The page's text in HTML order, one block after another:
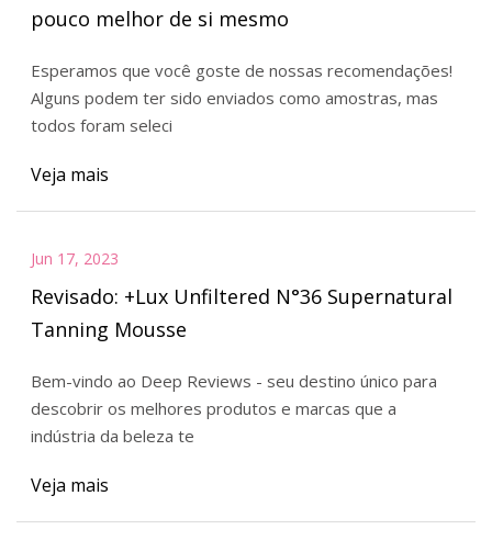
pouco melhor de si mesmo
Esperamos que você goste de nossas recomendações!
Alguns podem ter sido enviados como amostras, mas
todos foram seleci
Veja mais
Jun 17, 2023
Revisado: +Lux Unfiltered N°36 Supernatural
Tanning Mousse
Bem-vindo ao Deep Reviews - seu destino único para
descobrir os melhores produtos e marcas que a
indústria da beleza te
Veja mais